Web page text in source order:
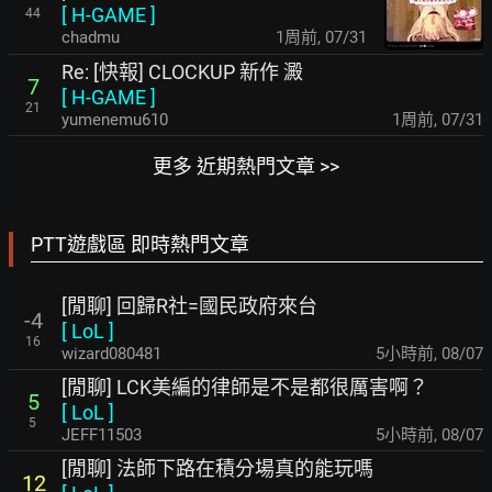
44
[ H-GAME]
chadmu 1周前, 07/31
7
21
Re: [快報] CLOCKUP 新作 澱
[ H-GAME]
yumenemu610 1周前, 07/31
更多 近期熱門文章 >>
PTT遊戲區 即時熱門文章
-4
16
[閒聊] 回歸R社=國民政府來台
[ LoL ]
wizard080481 5小時前, 08/07
5
5
[閒聊] LCK美編的律師是不是都很厲害啊？
[ LoL ]
JEFF11503 5小時前, 08/07
12
[閒聊] 法師下路在積分場真的能玩嗎